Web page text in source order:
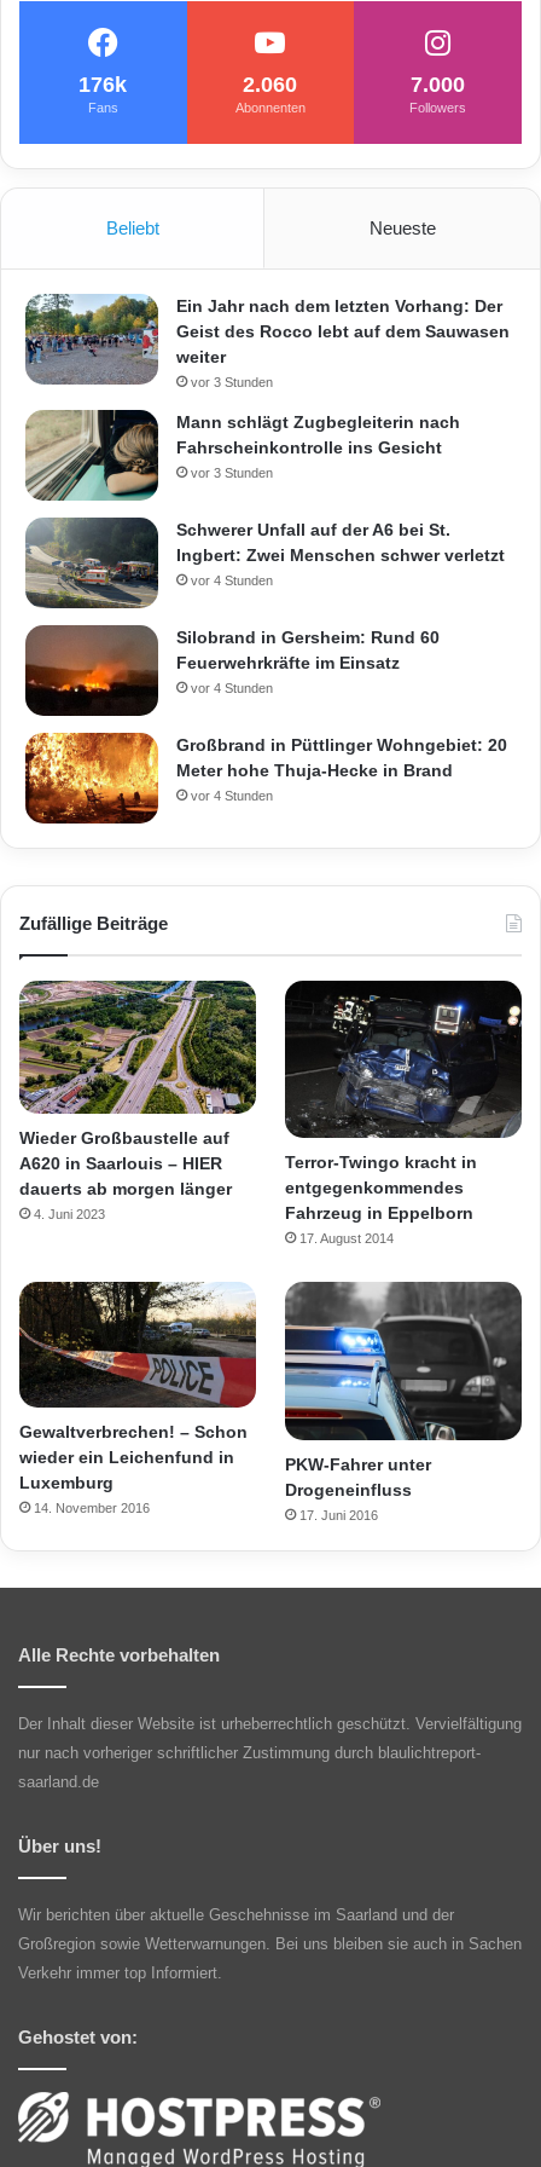
176k
Fans
2.060
Abonnenten
7.000
Followers
Beliebt Neueste
Ein Jahr nach dem letzten Vorhang: Der
Geist des Rocco lebt auf dem Sauwasen
weiter
vor 3 Stunden
Mann schlägt Zugbegleiterin nach
Fahrscheinkontrolle ins Gesicht
vor 3 Stunden
Schwerer Unfall auf der A6 bei St.
Ingbert: Zwei Menschen schwer verletzt
vor 4 Stunden
Silobrand in Gersheim: Rund 60
Feuerwehrkräfte im Einsatz
vor 4 Stunden
Großbrand in Püttlinger Wohngebiet: 20
Meter hohe Thuja-Hecke in Brand
vor 4 Stunden
Zufällige Beiträge
Wieder Großbaustelle auf
A620 in Saarlouis – HIER
dauerts ab morgen länger
4. Juni 2023
Terror-Twingo kracht in
entgegenkommendes
Fahrzeug in Eppelborn
17. August 2014
Gewaltverbrechen! – Schon
wieder ein Leichenfund in
Luxemburg
14. November 2016
PKW-Fahrer unter
Drogeneinfluss
17. Juni 2016
Alle Rechte vorbehalten
Der Inhalt dieser Website ist urheberrechtlich geschützt. Vervielfältigung
nur nach vorheriger schriftlicher Zustimmung durch blaulichtreport-
saarland.de
Über uns!
Wir berichten über aktuelle Geschehnisse im Saarland und der
Großregion sowie Wetterwarnungen. Bei uns bleiben sie auch in Sachen
Verkehr immer top Informiert.
Gehostet von: